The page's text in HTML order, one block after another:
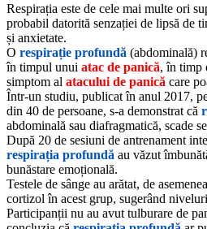
Respirația este de cele mai multe ori
probabil datorită senzației de lipsă de
și anxietate.
O respirație profundă (abdominală)
în timpul unui atac de panică, în timp
simptom al atacului de panică care
Într-un studiu, publicat în anul 2017,
din 40 de persoane, s-a demonstrat că
abdominală sau diafragmatică, scade
După 20 de sesiuni de antrenament
respirația profundă au văzut
bunăstare emoțională.
Testele de sânge au arătat, de
cortizol în acest grup, sugerând
Participanții nu au avut tulburare de